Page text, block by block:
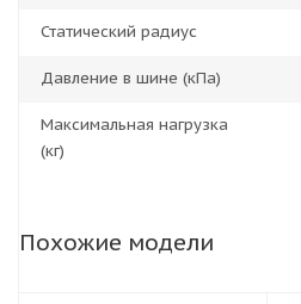
Статический радиус
Давление в шине (кПа)
Максимальная нагрузка
(кг)
Похожие модели